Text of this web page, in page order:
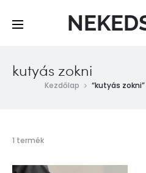
kutyás zokni
Kezdőlap “kutyás
1 termékÖsszesen
találat